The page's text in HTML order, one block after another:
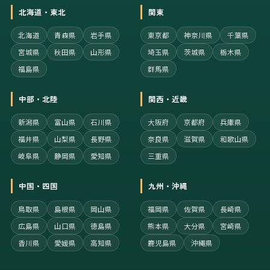
北海道・東北
北海道 青森県
岩手県
宮城県
秋田県
山形県
福島県
関東
東京都 神奈川県
千葉県
埼玉県
茨城県
栃木県
群馬県
中部・北陸
新潟県 富山県
石川県
福井県
山梨県
長野県
岐阜県
静岡県 愛知県
関西・近畿
大阪府 京都府
兵庫県
奈良県
滋賀県
和歌山県
三重県
中国・四国
鳥取県 島根県
岡山県
広島県
山口県
徳島県
香川県
愛媛県 高知県
九州・沖縄
福岡県 佐賀県
長崎県
熊本県
大分県
宮崎県
鹿児島県
沖縄県